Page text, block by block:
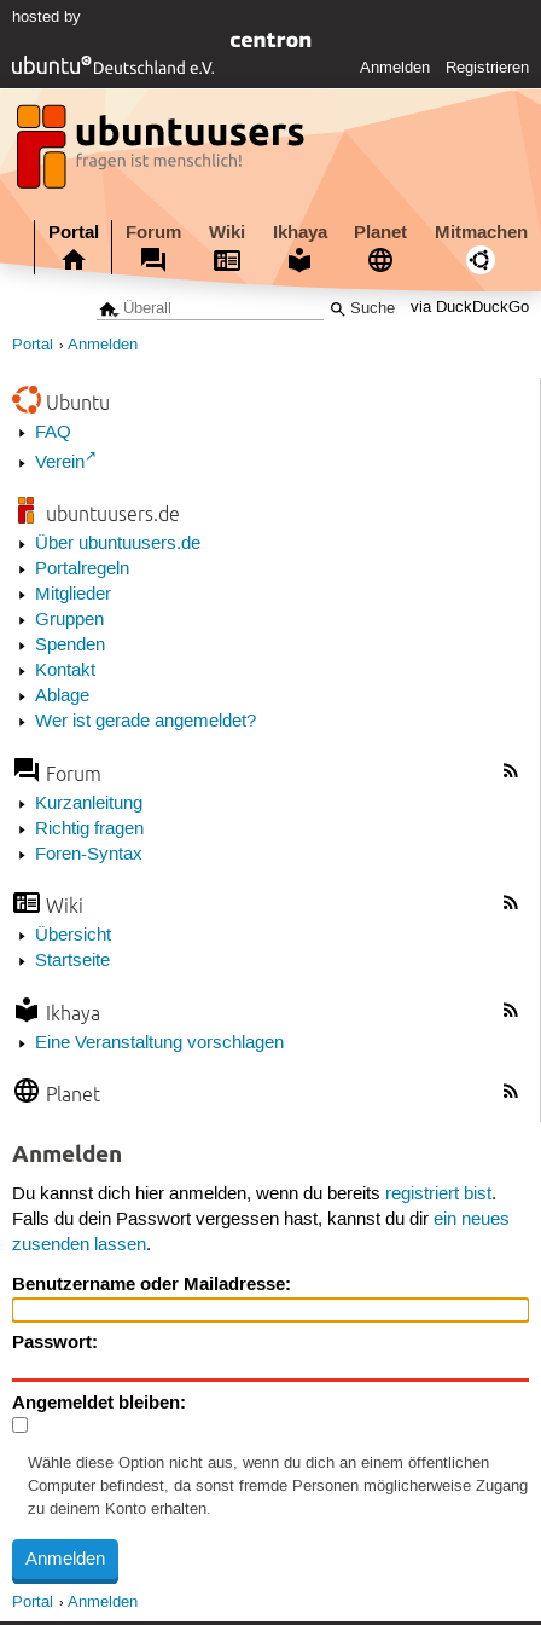
hosted by
Anmelden Registrieren
Portal Forum Wiki Ikhaya Planet Mitmachen
via DuckDuckGo
Portal Anmelden
Ubuntu
FAQ
Verein
ubuntuusers.de
Über ubuntuusers.de
Portalregeln
Mitglieder
Gruppen
Spenden
Kontakt
Ablage
Wer ist gerade angemeldet?
Forum
Kurzanleitung
Richtig fragen
Foren-Syntax
Wiki
Übersicht
Startseite
Ikhaya
Eine Veranstaltung vorschlagen
Planet
Anmelden
Du kannst dich hier anmelden, wenn du bereits registriert bist.
Falls du dein Passwort vergessen hast, kannst du dir ein neues
zusenden lassen.
Benutzername oder Mailadresse:
Passwort:
Angemeldet bleiben:
Wähle diese Option nicht aus, wenn du dich an einem öffentlichen
Computer befindest, da sonst fremde Personen möglicherweise Zugang
zu deinem Konto erhalten.
Portal Anmelden